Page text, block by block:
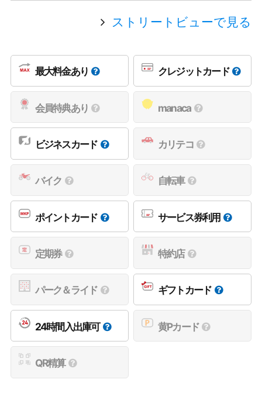
ストリートビューで見る
最大料金あり クレジットカード
会員特典あり manaca
ビジネスカード カリテコ
バイク 自転車
ポイントカード サービス券利用
定期券 特約店
パーク＆ライド ギフトカード
24時間入出庫可 黄Pカード
QR精算